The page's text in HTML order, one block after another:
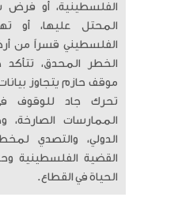
الفلسطينية، أو فرض
المحتل عليها، أو
الفلسطيني قسراً من
الخطر المحدق، تتأكد
موقف حازم يتجاوز بيانات
تحرك جاد للوقوف
الممارسات الصارخة،
الدولي، والتصدي
القضية الفلسطينية
الحياة في القطاع.